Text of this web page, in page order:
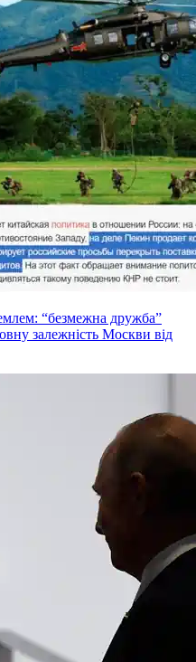
“безмежна дружба”
залежність Москви від